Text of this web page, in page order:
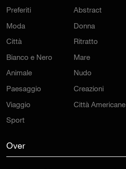
Preferiti
Moda
Città
Bianco e Nero
Animale
Paesaggio
Viaggio
Sport
Abstract
Donna
Ritratto
Mare
Nudo
Creazioni
Città Americane
Over